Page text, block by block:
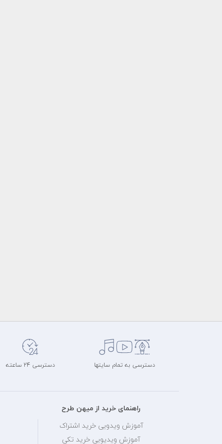
دسترسی به تمام سایتها دسترسی 24 ساعته
راهنمای خرید از میهن طرح
آموزش ویدویی خرید اشتراک
آموزش ویدیویی خرید تکی